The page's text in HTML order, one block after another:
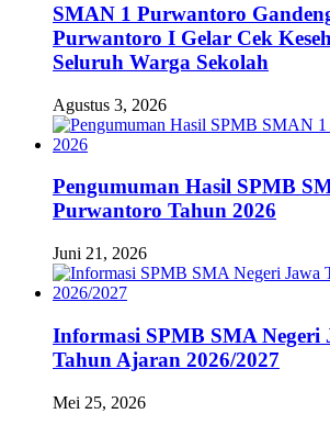
SMAN 1 Purwantoro
Purwantoro I Gelar Cek
Seluruh Warga Sekolah
Agustus 3, 2026
Pengumuman Hasil SPMB
Purwantoro Tahun 2026
Juni 21, 2026
Informasi SPMB SMA Negeri
Tahun Ajaran 2026/2027
Mei 25, 2026